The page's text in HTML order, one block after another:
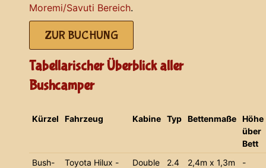
Moremi/Savuti Bereich.
ZUR BUCHUNG
Tabellarischer Überblick aller
Bushcamper
Kürzel Fahrzeug Kabine Typ Bettenmaße Höhe
über
Bett
Bush-
Toyota Hilux -
Double
2.4
2,4m x 1,3m -